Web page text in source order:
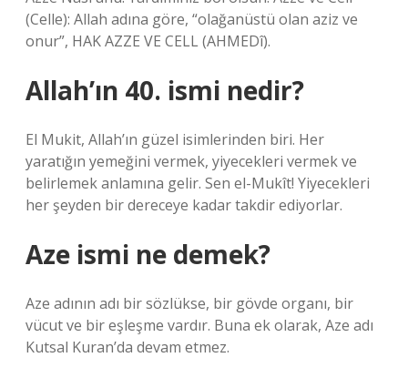
(Celle): Allah adına göre, “olağanüstü olan aziz ve
onur”, HAK AZZE VE CELL (AHMEDî).
Allah’ın 40. ismi nedir?
El Mukit, Allah’ın güzel isimlerinden biri. Her
yaratığın yemeğini vermek, yiyecekleri vermek ve
belirlemek anlamına gelir. Sen el-Mukît! Yiyecekleri
her şeyden bir dereceye kadar takdir ediyorlar.
Aze ismi ne demek?
Aze adının adı bir sözlükse, bir gövde organı, bir
vücut ve bir eşleşme vardır. Buna ek olarak, Aze adı
Kutsal Kuran’da devam etmez.